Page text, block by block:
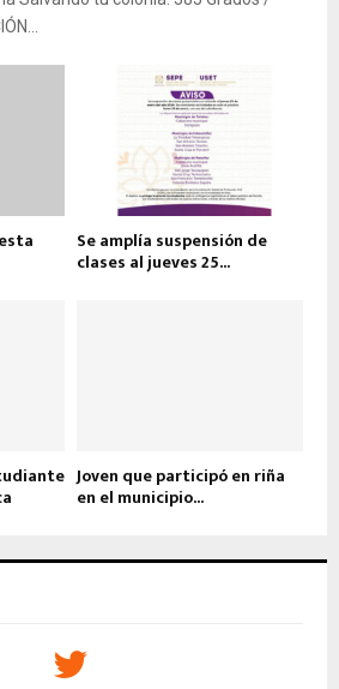
Se amplía suspensión de
clases al jueves 25...
Joven que participó en riña
en el municipio...